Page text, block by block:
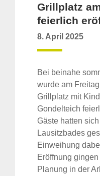
Grillplatz
feierlich
8. April 2025
Bei beinahe
wurde am
Grillplatz mit
Gondelteich
Gäste hatten
Lausitzbades
Einweihung
Eröffnung
Planung in der